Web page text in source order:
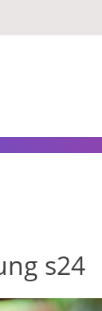
s24